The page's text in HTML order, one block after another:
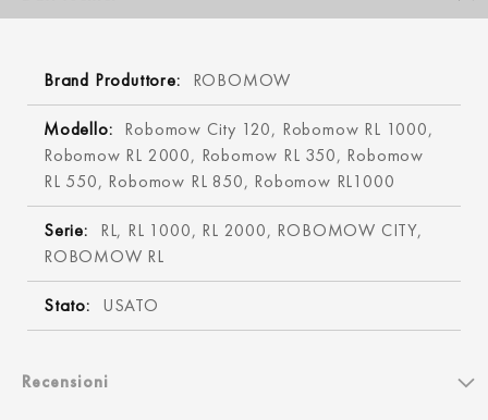
ROBOMOW
Robomow City 120, Robomow RL 1000,
Robomow RL 2000, Robomow RL 350, Robomow
RL 550, Robomow RL 850, Robomow RL1000
RL, RL 1000, RL 2000, ROBOMOW CITY,
ROBOMOW RL
USATO
Recensioni